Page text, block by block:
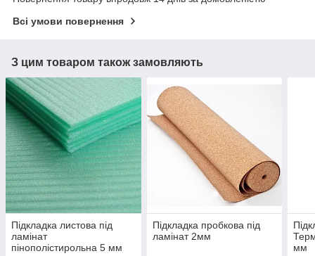
Всі умови повернення
З цим товаром також замовляють
Підкладка листова під
ламінат
пінополістирольна 5 мм
Підкладка пробкова під
ламінат 2мм
мм